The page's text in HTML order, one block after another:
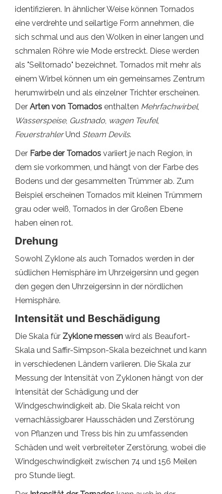
identifizieren. In ähnlicher Weise können Tornados
eine verdrehte und seilartige Form annehmen, die
sich schmal und aus den Wolken in einer langen und
schmalen Röhre wie Mode erstreckt. Diese werden
als "Seiltornado" bezeichnet. Tornados mit mehr als
einem Wirbel können um ein gemeinsames Zentrum
herumwirbeln und als einzelner Trichter erscheinen.
Der Arten von Tornados enthalten Mehrfachwirbel,
Wasserspeise, Gustnado wagen Teufel,
FeuerstrahlerUnd Steam Devils.
Der Farbe der Tornados variiert je nach Region, in
dem sie vorkommen, und hängt von der Farbe des
Bodens und der gesammelten Trümmer ab. Zum
Beispiel erscheinen Tornados mit kleinen Trümmern
grau oder weiß, Tornados in der Großen Ebene
haben einen rot.
Drehung
Sowohl Zyklone als auch Tornados werden in der
südlichen Hemisphäre im Uhrzeigersinn und gegen
den gegen den Uhrzeigersinn in der nördlichen
Hemisphäre.
Intensität und Beschädigung
Die Skala für Zyklone messen wird als Beaufort-
Skala und Saffir-Simpson-Skala bezeichnet und kann
in verschiedenen Ländern variieren. Die Skala zur
Messung der Intensität von Zyklonen hängt von der
Intensität der Schädigung und der
Windgeschwindigkeit ab. Die Skala reicht von
vernachlässigbarer Hausschäden und Zerstörung
von Pflanzen und Tress bis hin zu umfassenden
Schäden und weit verbreiteter Zerstörung, wobei die
Windgeschwindigkeit zwischen 74 und 156 Meilen
pro Stunde liegt.